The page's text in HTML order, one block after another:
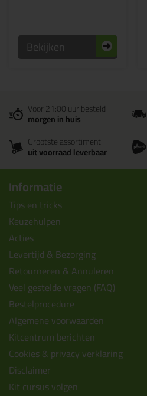
Bekijken
Voor 21:00 uur besteld
morgen in huis
Grootste assortiment
uit voorraad leverbaar
Informatie
Tips en tricks
Keuzehulpen
Acties
Levertijd & Bezorging
Retourneren & Annuleren
Veel gestelde vragen (FAQ)
Bestelprocedure
Algemene voorwaarden
Kitcentrum berichten
Cookies & privacy verklaring
Disclaimer
Kit cursus volgen